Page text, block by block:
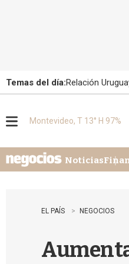
Temas del día:Relación
u
Montevideo, T 13° H 97%
Noticias
EL PAÍS NEGOCIOS